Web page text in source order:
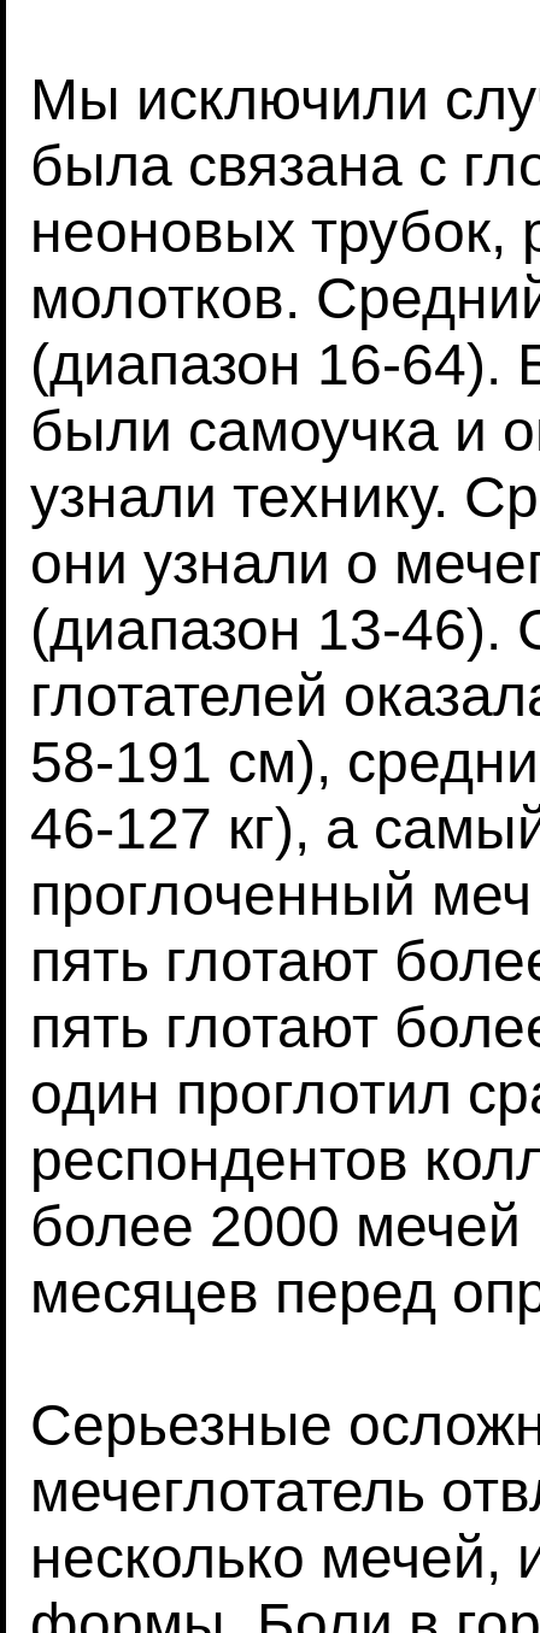
Мы исключили
была связана с
неоновых трубок,
молотков.
(диапазон 16-64).
были самоучка и
узнали технику.
они узнали о
(диапазон 13-46).
глотателей
58-191 см),
46-127 кг), а
проглоченный
пять глотают
пять глотают
один проглотил
респондентов
более 2000 мечей
месяцев перед
Серьезные
мечеглотатель
несколько мечей,